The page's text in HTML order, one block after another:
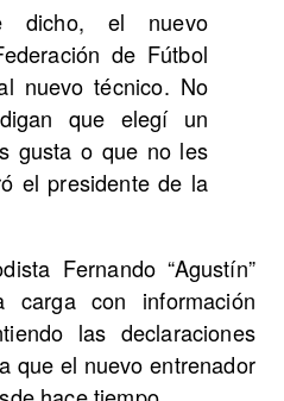
dicho, el nuevo
de Fútbol
nuevo técnico. No
que elegí un
gusta o que no les
el presidente de la
Fernando “Agustín”
con información
las declaraciones
que el nuevo entrenador